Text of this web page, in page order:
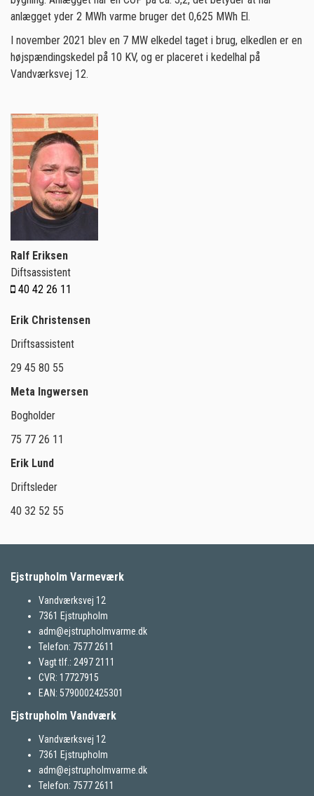
anlægget yder 2 MWh varme bruger det 0,625 MWh El.
I november 2021 blev en 7 MW elkedel taget i brug, elkedlen er en
højspændingskedel på 10 KV, og er placeret i kedelhal på
Vandværksvej 12.
Ralf Eriksen
Diftsassistent
40 42 26 11
Erik Christensen
Driftsassistent
29 45 80 55
Meta Ingwersen
Bogholder
75 77 26 11
Erik Lund
Driftsleder
40 32 52 55
Ejstrupholm Varmeværk
Vandværksvej 12
7361 Ejstrupholm
adm@ejstrupholmvarme.dk
Telefon: 7577 2611
Vagt tlf.: 2497 2111
CVR: 17727915
EAN: 5790002425301
Ejstrupholm Vandværk
Vandværksvej 12
7361 Ejstrupholm
adm@ejstrupholmvarme.dk
Telefon: 7577 2611